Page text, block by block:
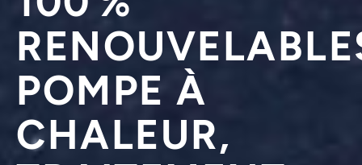
POMPE À
CHALEUR,